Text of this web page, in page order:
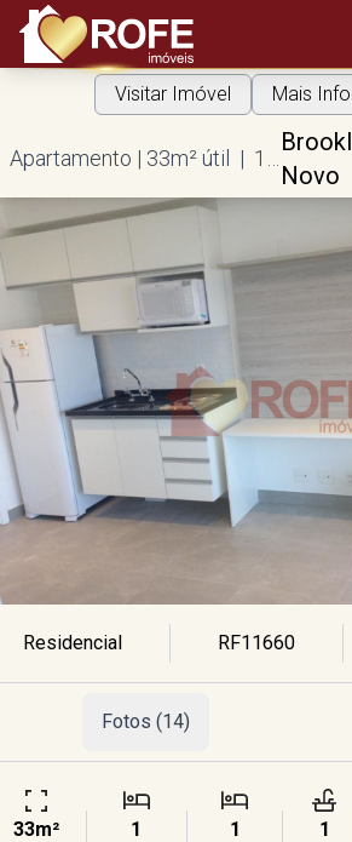
Novo
Visitar Imóvel Mais
Residencial RF11660
Fotos (14)
33m²
1
1
1